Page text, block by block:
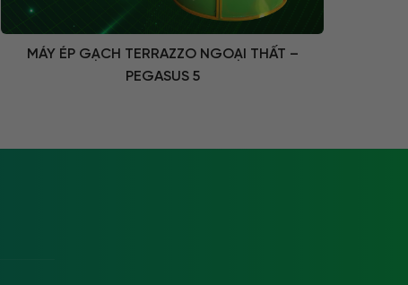
MÁY ÉP GẠCH TERRAZZO NGOẠI THẤT –
PEGASUS 5